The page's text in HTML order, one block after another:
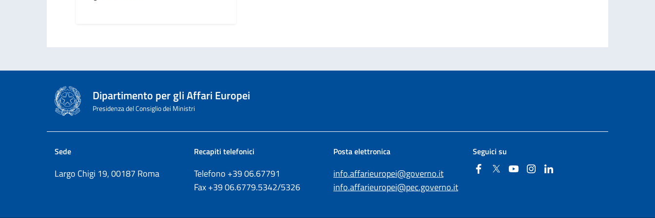
Dipartimento per gli Affari Europei
Presidenza del Consiglio dei Ministri
Sede
Largo Chigi 19, 00187 Roma
Recapiti telefonici
Telefono +3906.67791
Fax+3906.6779.5342/5326
Posta elettronica
info.affarieuropei@governo.it
info.affarieuropei@pec.governo.it
Seguici su
FacebookTwitterYouTubeInstagram